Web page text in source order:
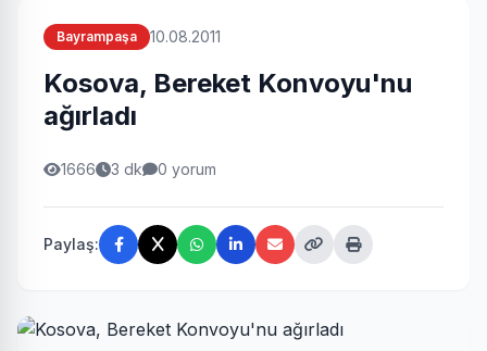
Bayrampaşa 10.08.2011
Kosova, Bereket Konvoyu'nu
ağırladı
1666 3 dk 0 yorum
Paylaş: